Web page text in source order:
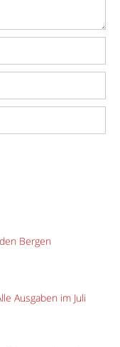
Bergen
Ausgaben im Juli